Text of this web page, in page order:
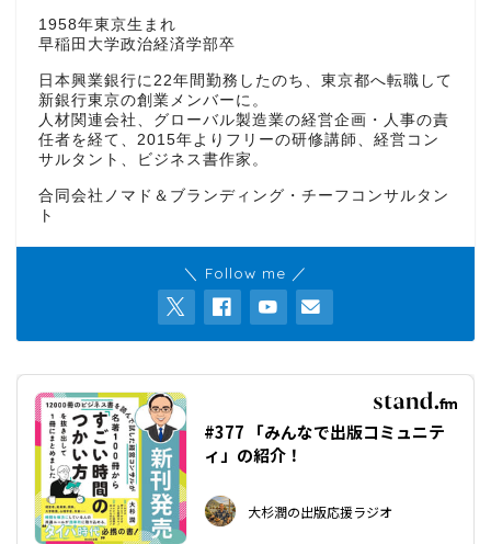
1958年東京生まれ
早稲田大学政治経済学部卒
日本興業銀行に22年間勤務したのち、東京都へ転職して
新銀行東京の創業メンバーに。
人材関連会社、グローバル製造業の経営企画・人事の責
任者を経て、2015年よりフリーの研修講師、経営コン
サルタント、ビジネス書作家。
合同会社ノマド＆ブランディング・チーフコンサルタン
ト
＼ Follow me ／